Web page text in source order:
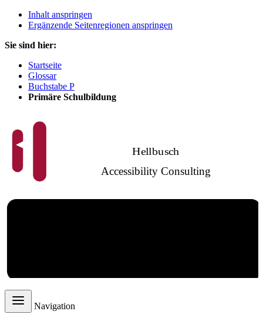
Inhalt anspringen
Ergänzende Seitenregionen anspringen
Sie sind hier:
Startseite
Glossar
Buchstabe P
Primäre Schulbildung
Hellbusch
Accessibility Consulting
Navigation